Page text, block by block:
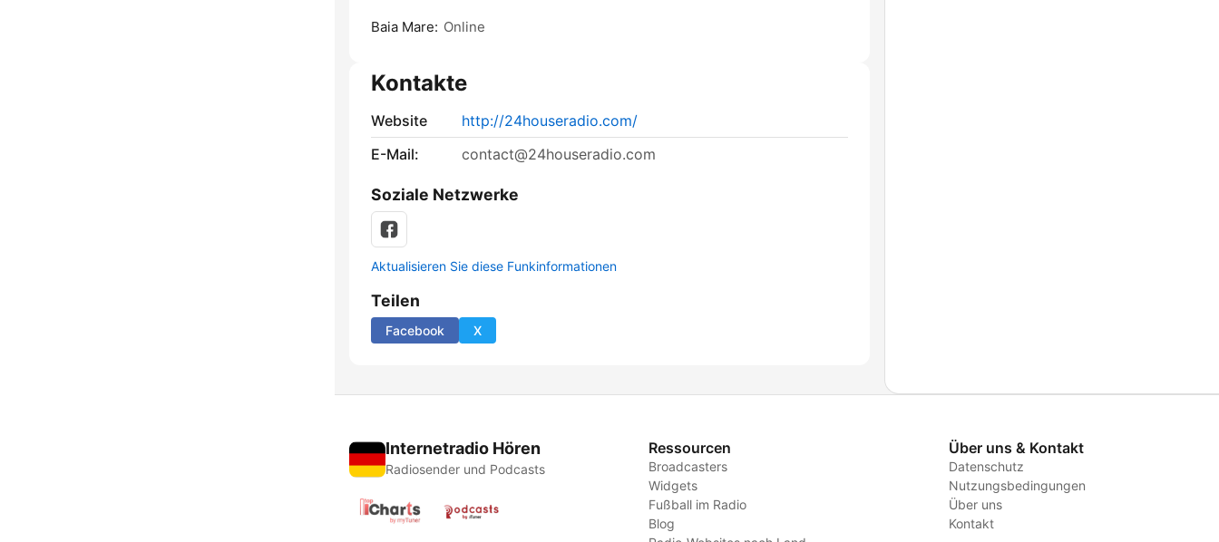
Baia Mare: Online
Kontakte
Website
http://24houseradio.com/
E-Mail:
contact@24houseradio.com
Soziale Netzwerke
Aktualisieren Sie diese Funkinformationen
Teilen
Facebook X
Internetradio Hören
Radiosender und Podcasts
Ressourcen
Broadcasters
Widgets
Fußball im Radio
Blog
Über uns & Kontakt
Datenschutz
Nutzungsbedingungen
Über uns
Kontakt